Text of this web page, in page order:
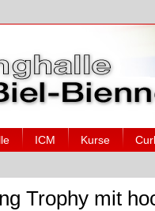
ICM Kurse
Trophy mit